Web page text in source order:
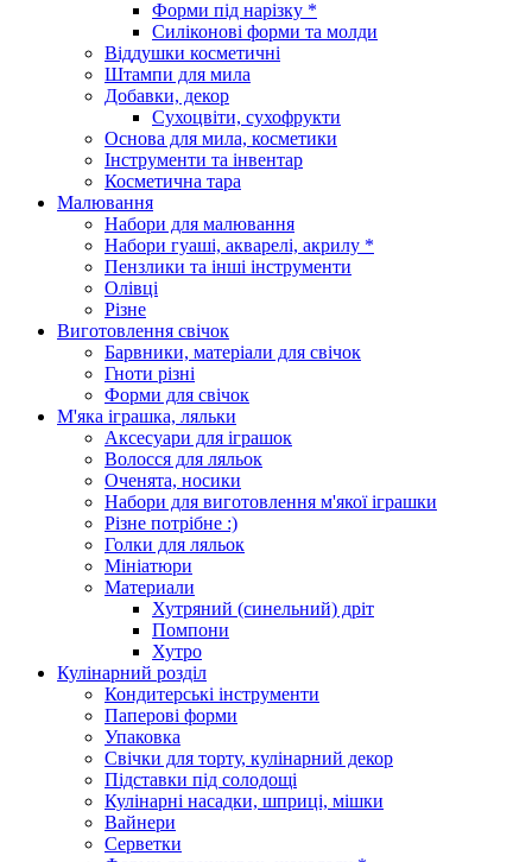
Форми під нарізку *
Силіконові форми та молди
Віддушки косметичні
Штампи для мила
Добавки, декор
Сухоцвіти, сухофрукти
Основа для мила, косметики
Інструменти та інвентар
Косметична тара
Малювання
Набори для малювання
Набори гуаші, акварелі, акрилу *
Пензлики та інші інструменти
Олівці
Різне
Виготовлення свічок
Барвники, матеріали для свічок
Гноти різні
Форми для свічок
М'яка іграшка, ляльки
Аксесуари для іграшок
Волосся для ляльок
Оченята, носики
Набори для виготовлення м'якої іграшки
Різне потрібне :)
Голки для ляльок
Мініатюри
Материали
Хутряний (синельний) дріт
Помпони
Хутро
Кулінарний розділ
Кондитерські інструменти
Паперові форми
Упаковка
Свічки для торту, кулінарний декор
Підставки під солодощі
Кулінарні насадки, шприці, мішки
Вайнери
Серветки